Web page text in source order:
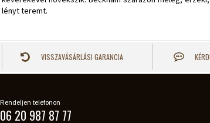
lényt teremt.
VISSZAVÁSÁRLÁSI GARANCIA
Rendeljen telefonon
06 20 987 87 77